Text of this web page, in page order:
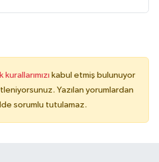
kabul etmiş bulunuyor
Yazılan yorumlardan
sorumlu tutulamaz.